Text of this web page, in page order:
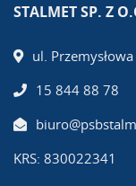
STALMET SP. Z
ul.
15 844 88 78
KRS: 830022341